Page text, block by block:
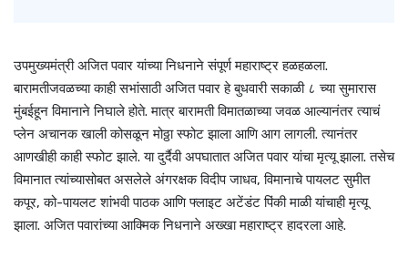
उपमुख्यमंत्री अजित पवार यांच्या निधनाने संपूर्ण महाराष्ट्र हळहळला.
बारामतीजवळच्या काही सभांसाठी अजित पवार हे बुधवारी सकाळी ८ च्या सुमारास
मुंबईहून विमानाने निघाले होते. मात्र बारामती विमातळाच्या जवळ आल्यानंतर त्याचं
प्लेन अचानक खाली कोसळून मोठ्ठा स्फोट झाला आणि आग लागली. त्यानंतर
आणखीही काही स्फोट झाले. या दुर्दैवी अपघातात अजित पवार यांचा मृत्यू झाला. तसेच
विमानात त्यांच्यासोबत असलेले अंगरक्षक विदीप जाधव, विमानाचे पायलट सुमीत
कपूर, को-पायलट शांभवी पाठक आणि फ्लाइट अटेंडंट पिंकी माळी यांचाही मृत्यू
झाला. अजित पवारांच्या आक्मिक निधनाने अख्खा महाराष्ट्र हादरला आहे.